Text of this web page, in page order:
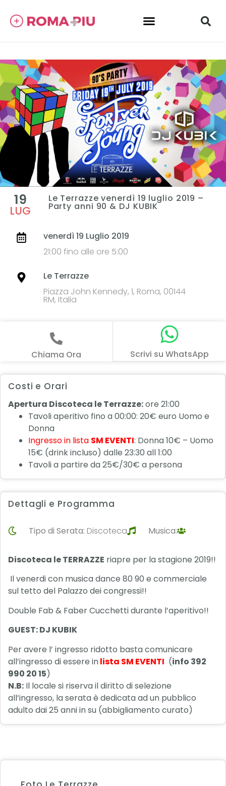
19
LUG
Le Terrazze venerdì 19 luglio 2019 –
Party anni 90 & DJ KUBIK
venerdì 19 Luglio 2019
21:00 fino alle ore 5:00
Le Terrazze
Piazza John Kennedy, 1, Roma, 00144
RM, Italia
Chiama Ora Scrivi su WhatsApp
Costi e Orari
Apertura Discoteca le Terrazze:ore 21:00
Tavoli aperitivo fino a 00:00: 20€ euro Uomo e
Donna
Ingresso in lista SM EVENTI: Donna 10€ – Uomo
15€ (drink incluso) dalle 23:30 all 1:00
Tavoli a partire da 25€/30€ a persona
Dettagli e Programma
Tipo di Serata: Discoteca Musica:
Discoteca le TERRAZZE riapre per la stagione 2019!!
Il venerdi con musica dance 80 90 e commerciale
sul tetto del Palazzo dei congressi!!
Double Fab & Faber Cucchetti durante l’aperitivo!!
GUEST: DJ KUBIK
Per avere l’ ingresso ridotto basta comunicare
all’ingresso di essere inlista SM EVENTI (info 392
990 20 15)
N.B: Il locale si riserva il diritto di selezione
all’ingresso, la serata è dedicata ad un pubblico
adulto dai 25 anni in su (abbigliamento curato)